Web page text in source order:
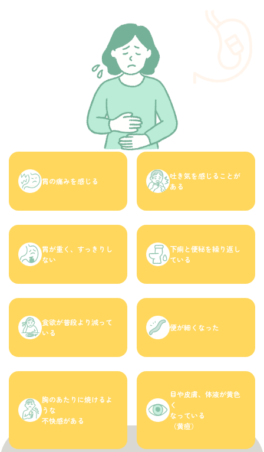
胃の痛みを感じる
吐き気を感じることが
ある
胃が重く、すっきりし
ない
下痢と便秘を繰り返し
ている
食欲が普段より減って
いる
便が細くなった
胸のあたりに焼けるよ
うな
不快感がある
目や皮膚、体液が黄色
く
なっている
（黄疸）